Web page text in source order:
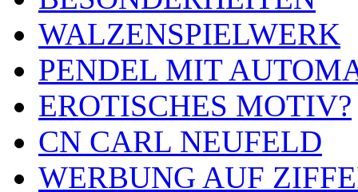
WALZENSPIELWERK
PENDEL MIT
EROTISCHES MOTIV?
CN CARL NEUFELD
WERBUNG AUF